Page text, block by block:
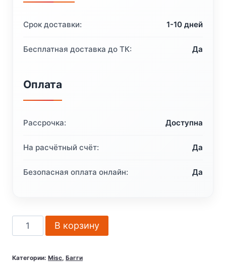
Срок доставки: 1-10 дней
Бесплатная доставка до ТК: Да
Оплата
Рассрочка: Доступна
На расчётный счёт: Да
Безопасная оплата онлайн: Да
Количество
товара
В корзину
Категории: Misc, Багги